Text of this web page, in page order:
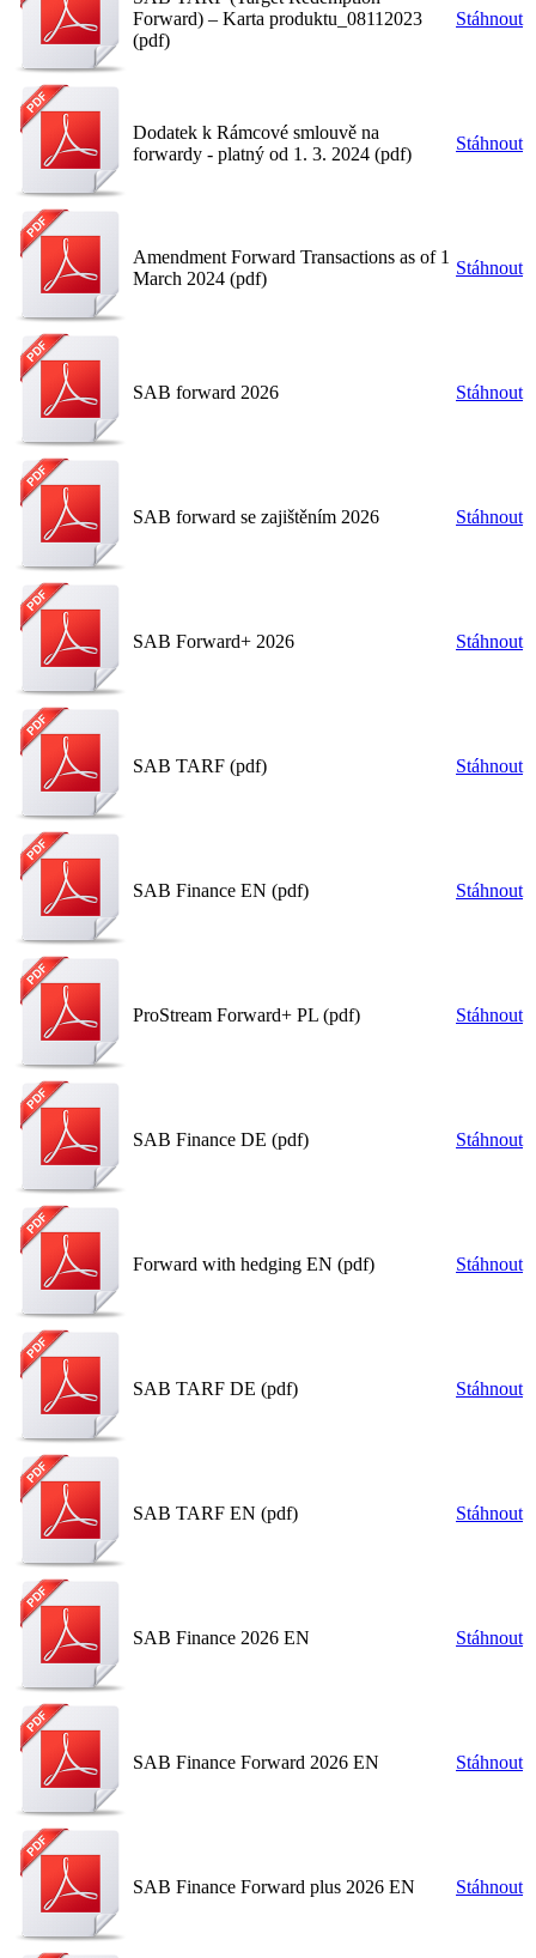
Forward) – Karta produktu_08112023
(pdf)
Stáhnout
Dodatek k Rámcové smlouvě na
forwardy - platný od 1. 3. 2024 (pdf)
Stáhnout
Amendment Forward Transactions as of 1
March 2024 (pdf)
Stáhnout
SAB forward 2026 Stáhnout
SAB forward se zajištěním 2026 Stáhnout
SAB Forward+ 2026 Stáhnout
SAB TARF (pdf) Stáhnout
SAB Finance EN (pdf) Stáhnout
ProStream Forward+ PL (pdf) Stáhnout
SAB Finance DE (pdf) Stáhnout
Forward with hedging EN (pdf) Stáhnout
SAB TARF DE (pdf) Stáhnout
SAB TARF EN (pdf) Stáhnout
SAB Finance 2026 EN Stáhnout
SAB Finance Forward 2026 EN Stáhnout
SAB Finance Forward plus 2026 EN Stáhnout